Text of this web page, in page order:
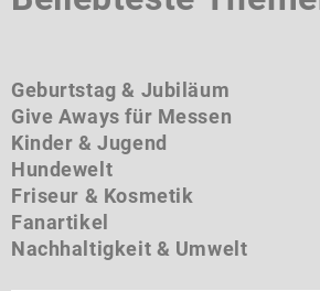
Geburtstag & Jubiläum
Give Aways für Messen
Kinder & Jugend
Hundewelt
Friseur & Kosmetik
Fanartikel
Nachhaltigkeit & Umwelt